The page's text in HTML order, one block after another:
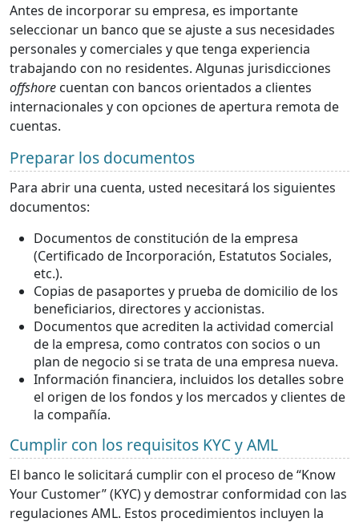
Antes de incorporar su empresa, es importante
seleccionar un banco que se ajuste a sus necesidades
personales y comerciales y que tenga experiencia
trabajando con no residentes. Algunas jurisdicciones
offshore cuentan con bancos orientados a clientes
internacionales y con opciones de apertura remota de
cuentas.
Preparar los documentos
Para abrir una cuenta, usted necesitará los siguientes
documentos:
Documentos de constitución de la empresa
(Certificado de Incorporación, Estatutos Sociales,
etc.).
Copias de pasaportes y prueba de domicilio de los
beneficiarios, directores y accionistas.
Documentos que acrediten la actividad comercial
de la empresa, como contratos con socios o un
plan de negocio si se trata de una empresa nueva.
Información financiera, incluidos los detalles sobre
el origen de los fondos y los mercados y clientes de
la compañía.
Cumplir con los requisitos KYC y AML
El banco le solicitará cumplir con el proceso de “Know
Your Customer” (KYC) y demostrar conformidad con las
regulaciones AML. Estos procedimientos incluyen la